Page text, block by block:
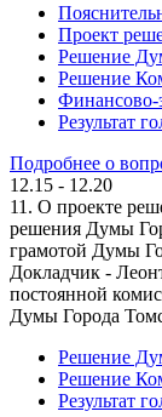
Проект
Решение
Решение
Финансово-
Результат
Подробнее о
12.15 - 12.20
11. О проекте
решения Думы
грамотой Думы
Докладчик -
постоянной
Думы Города
Решение
Решение
Результат